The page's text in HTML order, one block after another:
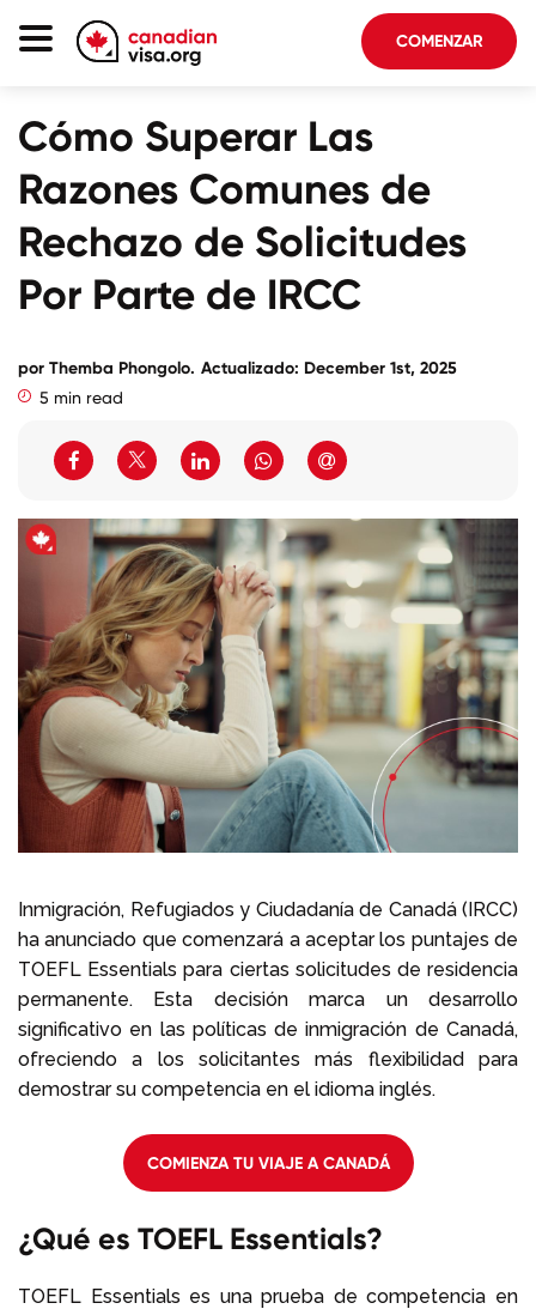
COMENZAR
Cómo Superar Las
Razones Comunes de
Rechazo de Solicitudes
Por Parte de IRCC
por Themba Phongolo. Actualizado: December 1st, 2025
5 min read
Inmigración, Refugiados y Ciudadanía de Canadá (IRCC)
ha anunciado que comenzará a aceptar los puntajes de
TOEFL Essentials para ciertas solicitudes de residencia
permanente. Esta decisión marca un desarrollo
significativo en las políticas de inmigración de Canadá,
ofreciendo a los solicitantes más flexibilidad para
demostrar su competencia en el idioma inglés.
COMIENZA TU VIAJE A CANADÁ
¿Qué es TOEFL Essentials?
TOEFL Essentials es una prueba de competencia en
Acerca De Nosotros
Blog
FAQ
COMENZAR
Iniciar sesión en su cuenta
Llámenos al+1 604 449 1200